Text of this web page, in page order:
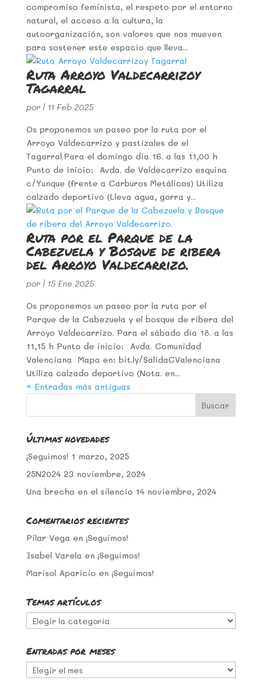
compromiso feminista, el respeto por el entorno
natural, el acceso a la cultura, la
autoorganización, son valores que nos mueven
para sostener este espacio que lleva...
Ruta Arroyo Valdecarrizoy
Tagarral
por | 11 Feb 2025
Os proponemos un paseo por la ruta por el
Arroyo Valdecarrizo y pastizales de el
Tagarral.Para el domingo día 16. a las 11,00 h
Punto de inicio: Avda. de Valdecarrizo esquina
c/Yunque (frente a Carburos Metálicos) Utiliza
calzado deportivo (Lleva agua, gorra y...
Ruta por el Parque de la
Cabezuela y Bosque de ribera
del Arroyo Valdecarrizo.
por | 15 Ene 2025
Os proponemos un paseo por la ruta por el
Parque de la Cabezuela y el bosque de ribera del
Arroyo Valdecarrizo. Para el sábado día 18. a las
11,15 h Punto de inicio: Avda. Comunidad
Valenciana Mapa en: bit.ly/SalidaCValenciana
Utiliza calzado deportivo (Nota. en...
« Entradas más antiguas
Últimas novedades
¡Seguimos! 1 marzo, 2025
25N2024 23 noviembre, 2024
Una brecha en el silencio 14 noviembre, 2024
Comentarios recientes
Pilar Vega en ¡Seguimos!
Isabel Varela en ¡Seguimos!
Marisol Aparicio en ¡Seguimos!
Temas artículos
Temas
artículos
Entradas por meses
Entradas
por